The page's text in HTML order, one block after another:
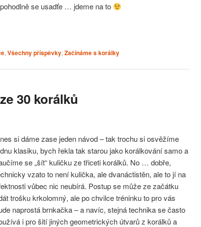
se usadťe … jdeme na to
, Všechny příspěvky, Začínáme s korálky
30 korálků
si dáme zase jeden návod – tak trochu si osvěžíme
klasiku, bych řekla tak starou jako korálkování samo a
se „šít“ kuličku ze třiceti korálků. No … dobře,
vzato to není kulička, ale dvanáctistěn, ale to jí na
vůbec nic neubírá. Postup se může ze začátku
trošku krkolomný, ale po chvilce tréninku to pro vás
naprostá brnkačka – a navíc, stejná technika se často
i pro šití jiných geometrických útvarů z korálků a